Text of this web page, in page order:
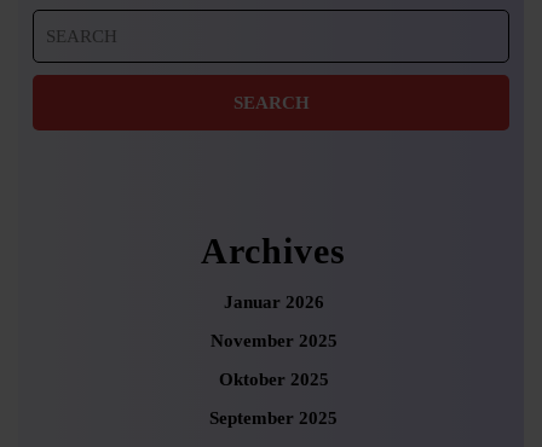
for:
Archives
Januar 2026
November 2025
Oktober 2025
September 2025